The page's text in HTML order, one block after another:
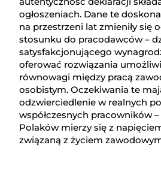
ogłoszeniach. Dane te
na przestrzeni lat zmieniły się
stosunku do pracodawców –
satysfakcjonującego
oferować rozwiązania
równowagi między pracą
osobistym. Oczekiwania te
odzwierciedlenie w realnych
współczesnych pracowników
Polaków mierzy się z
związaną z życiem